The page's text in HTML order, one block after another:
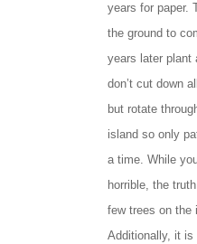
years for paper.
the ground to
years later plant
don’t cut down
but rotate
island so only
a time. While
horrible, the
few trees on the
Additionally, it